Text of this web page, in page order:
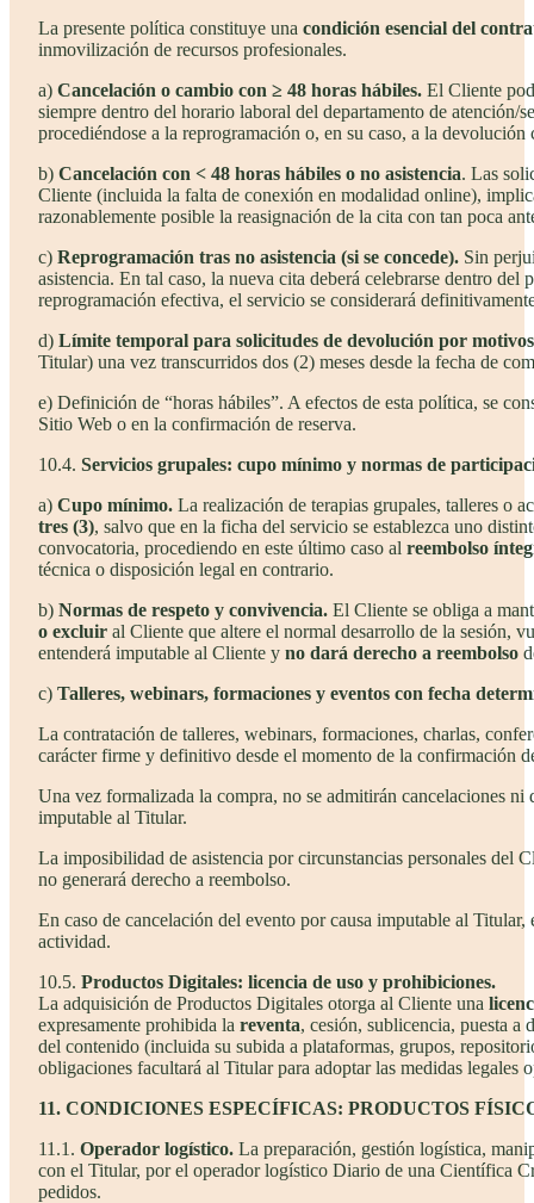
La presente política constituye una condición esencial del
inmovilización de recursos profesionales.
a) Cancelación o cambio con ≥ 48 horas hábiles. El Cliente
siempre dentro del horario laboral del departamento de atención/
procediéndose a la reprogramación o, en su caso, a la
b) Cancelación con < 48 horas hábiles o no asistencia. Las
Cliente (incluida la falta de conexión en modalidad online),
razonablemente posible la reasignación de la cita con tan poca
c) Reprogramación tras no asistencia (si se concede). Sin
asistencia. En tal caso, la nueva cita deberá celebrarse dentro del
reprogramación efectiva, el servicio se considerará
d) Límite temporal para solicitudes de devolución por motivos
Titular) una vez transcurridos dos (2) meses desde la fecha de
e) Definición de “horas hábiles”. A efectos de esta política, se
Sitio Web o en la confirmación de reserva.
10.4. Servicios grupales: cupo mínimo y normas de
a) Cupo mínimo. La realización de terapias grupales, talleres o
tres (3), salvo que en la ficha del servicio se establezca uno
convocatoria, procediendo en este último caso al reembolso
técnica o disposición legal en contrario.
b) Normas de respeto y convivencia. El Cliente se obliga a
o excluir al Cliente que altere el normal desarrollo de la sesión,
entenderá imputable al Cliente y no dará derecho a reembolso
c) Talleres, webinars, formaciones y eventos con fecha
La contratación de talleres, webinars, formaciones, charlas,
carácter firme y definitivo desde el momento de la confirmación
Una vez formalizada la compra, no se admitirán cancelaciones
imputable al Titular.
La imposibilidad de asistencia por circunstancias personales del
no generará derecho a reembolso.
En caso de cancelación del evento por causa imputable al
actividad.
10.5. Productos Digitales: licencia de uso y prohibiciones.
La adquisición de Productos Digitales otorga al Cliente una
expresamente prohibida la reventa, cesión, sublicencia, puesta a
del contenido (incluida su subida a plataformas, grupos,
obligaciones facultará al Titular para adoptar las medidas legales
11. CONDICIONES ESPECÍFICAS: PRODUCTOS
11.1. Operador logístico. La preparación, gestión logística,
con el Titular, por el operador logístico Diario de una Científica
pedidos.